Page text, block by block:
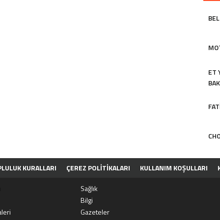
ET
KURALLARI ÇEREZ POLITIKALARI KULLANIM KOŞULLARI
Sağlık
Bilgi
Gazeteler